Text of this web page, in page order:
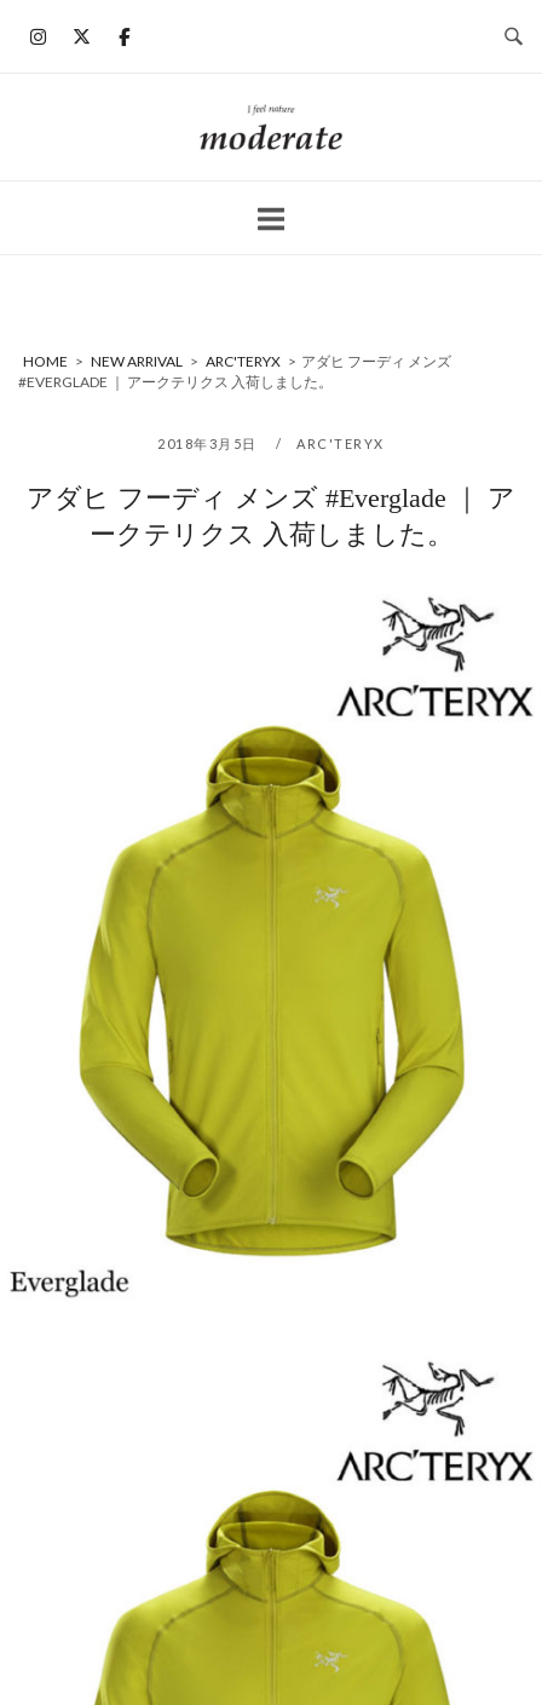
ホ
ー
HOME > NEW ARRIVAL > ARC'TERYX > アダヒ フーディ メンズ
#EVERGLADE ｜ アークテリクス 入荷しました。
2018年3月5日 ARC'TERYX
アダヒ フーディ メンズ #Everglade ｜ ア
ークテリクス 入荷しました。